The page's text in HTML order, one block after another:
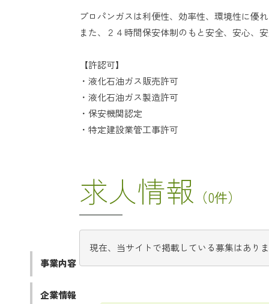
プロパンガスは利便性、効率性、環境性に優
また、２４時間保安体制のもと安全、安心、
【許認可】
・液化石油ガス販売許可
・液化石油ガス製造許可
・保安機関認定
・特定建設業管工事許可
求人情報 （0件）
現在、当サイトで掲載している募集はあり
事業内容
企業情報